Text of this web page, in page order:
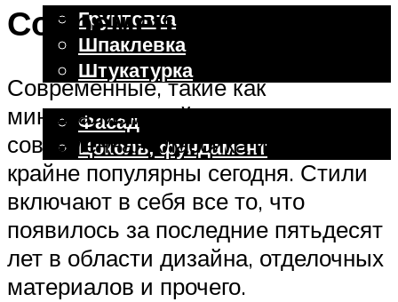
Грунтовка
Шпаклевка
Штукатурка
Внешняя отделка
Фасад
Цоколь, фундамент
Меню
Современные
Современные, такие как
минимализм, хай-тек, гранж,
современная классика и другие
крайне популярны сегодня. Стили
включают в себя все то, что
появилось за последние пятьдесят
лет в области дизайна, отделочных
материалов и прочего.